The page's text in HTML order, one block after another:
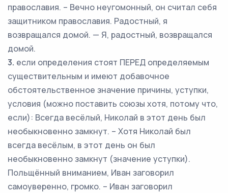
православия. – Вечно неугомонный, он считал себя
защитником православия. Радостный, я
возвращался домой. — Я, радостный, возвращался
домой.
3. если определения стоят ПЕРЕД определяемым
существительным и имеют добавочное
обстоятельственное значение причины, уступки,
условия (можно поставить союзы хотя, потому что,
если): Всегда весёлый, Николай в этот день был
необыкновенно замкнут. – Хотя Николай был
всегда весёлым, в этот день он был
необыкновенно замкнут (значение уступки).
Польщённый вниманием, Иван заговорил
самоуверенно, громко. – Иван заговорил